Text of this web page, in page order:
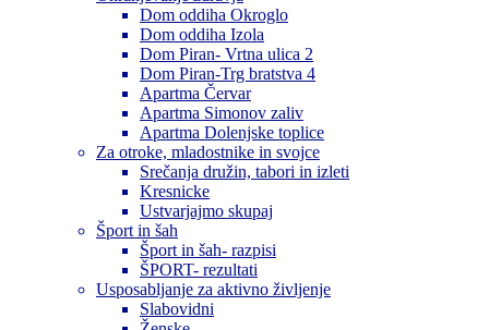
Dom oddiha Okroglo
Dom oddiha Izola
Dom Piran- Vrtna ulica 2
Dom Piran-Trg bratstva 4
Apartma Červar
Apartma Simonov zaliv
Apartma Dolenjske toplice
Za otroke, mladostnike in svojce
Srečanja družin, tabori in izleti
Kresnicke
Ustvarjajmo skupaj
Šport in šah
Šport in šah- razpisi
ŠPORT- rezultati
Usposabljanje za aktivno življenje
Slabovidni